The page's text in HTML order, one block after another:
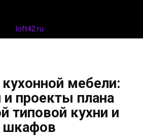
loft42.ru
мебели:
проекты плана
типовой кухни и
шкафов